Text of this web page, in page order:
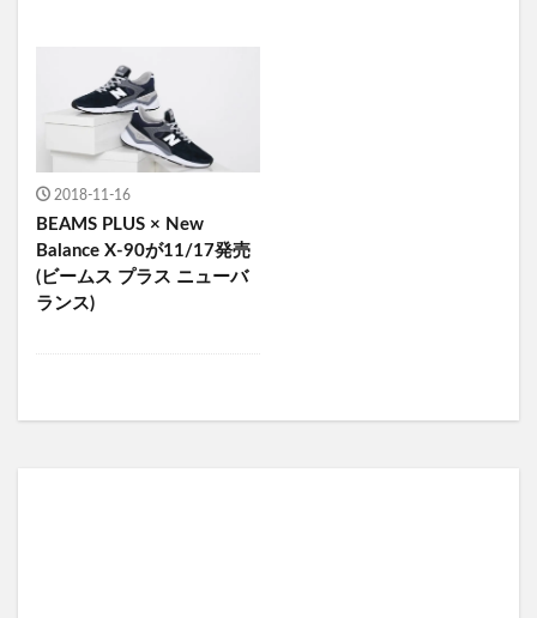
2018-11-16
BEAMS PLUS × New
Balance X-90が11/17発売
(ビームス プラス ニューバ
ランス)